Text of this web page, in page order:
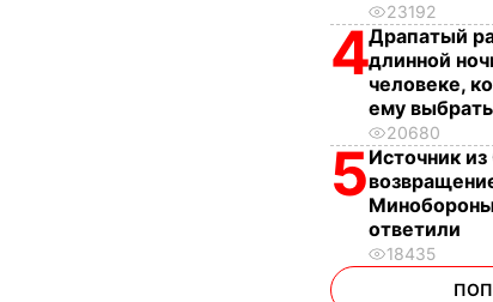
23192
4Драпатый
длинной
человеке,
ему
20680
5Источник
ответили
18435